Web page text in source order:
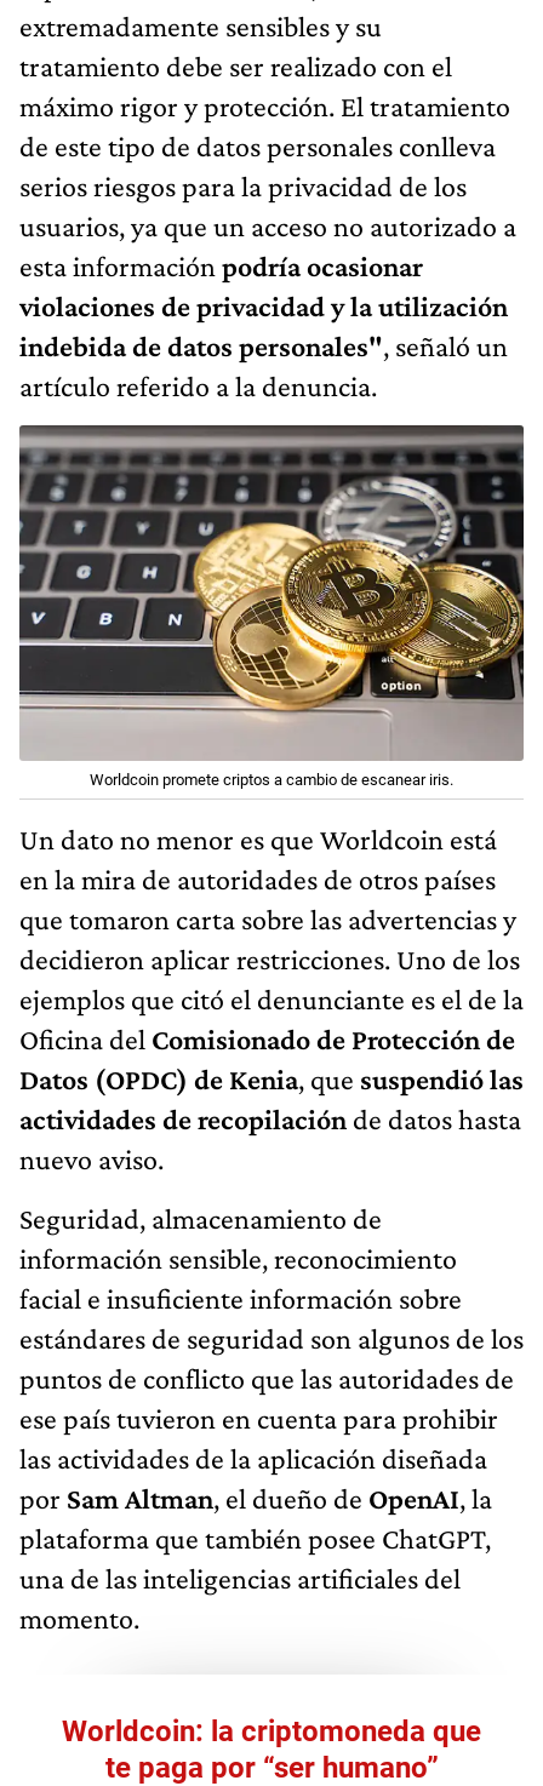
extremadamente sensibles y su
tratamiento debe ser realizado con el
máximo rigor y protección. El tratamiento
de este tipo de datos personales conlleva
serios riesgos para la privacidad de los
usuarios, ya que un acceso no autorizado a
esta información podría ocasionar
violaciones de privacidad y la utilización
indebida de datos personales", señaló un
artículo referido a la denuncia.
Worldcoin promete criptos a cambio de escanear iris.
Un dato no menor es que Worldcoin está
en la mira de autoridades de otros países
que tomaron carta sobre las advertencias y
decidieron aplicar restricciones. Uno de los
ejemplos que citó el denunciante es el de la
Oficina del Comisionado de Protección de
Datos (OPDC) de Kenia, que suspendió las
actividades de recopilación de datos hasta
nuevo aviso.
Seguridad, almacenamiento de
información sensible, reconocimiento
facial e insuficiente información sobre
estándares de seguridad son algunos de los
puntos de conflicto que las autoridades de
ese país tuvieron en cuenta para prohibir
las actividades de la aplicación diseñada
por Sam Altman, el dueño de OpenAI, la
plataforma que también posee ChatGPT,
una de las inteligencias artificiales del
momento.
Worldcoin: la criptomoneda que
te paga por “ser humano”